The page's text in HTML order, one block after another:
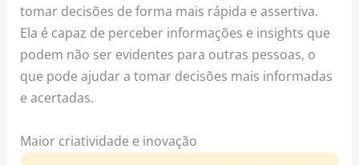
tomar decisões de forma mais rápida e assertiva.
Ela é capaz de perceber informações e insights que
podem não ser evidentes para outras pessoas, o
que pode ajudar a tomar decisões mais informadas
e acertadas.
Maior criatividade e inovação